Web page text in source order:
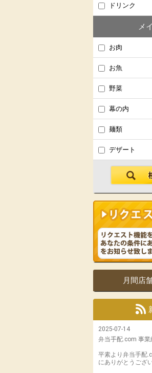
ドリンク
メ
お肉
お魚
野菜
幕の内
麺類
デザート
月間店
2025-07-14
弁当手配.com 事
平素より弁当手配
にありがとうござ